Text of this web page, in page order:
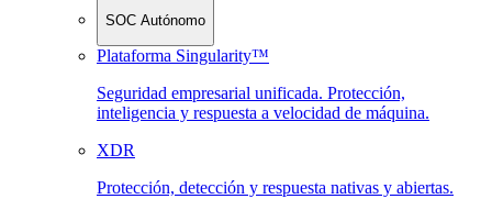
SOC Autónomo
Plataforma Singularity™
Seguridad empresarial unificada. Protección,
inteligencia y respuesta a velocidad de máquina.
XDR
Protección, detección y respuesta nativas y abiertas.